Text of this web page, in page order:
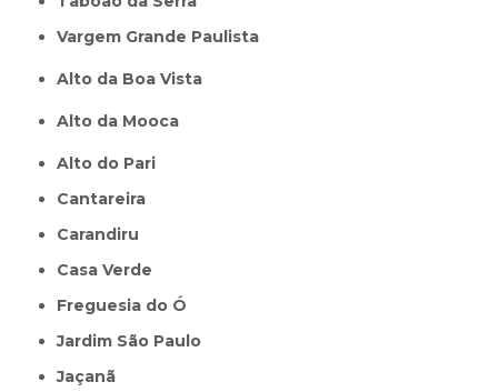
Vargem Grande Paulista
Alto da Boa Vista
Alto da Mooca
Alto do Pari
Cantareira
Carandiru
Casa Verde
Freguesia do Ó
Jardim São Paulo
Jaçanã